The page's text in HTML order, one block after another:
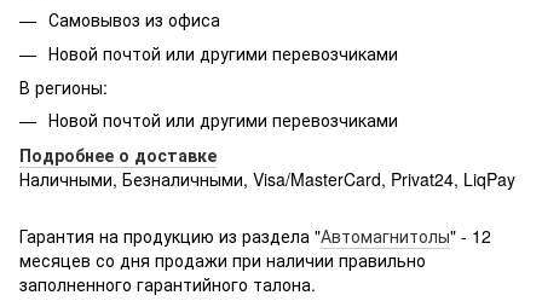
Самовывоз из офиса
Новой почтой или другими перевозчиками
В регионы:
Новой почтой или другими перевозчиками
Подробнее о доставке
Наличными, Безналичными, Visa/MasterCard, Privat24, LiqPay
g361hhadsek/p3316040/#
Гарантия на продукцию из раздела "Автомагнитолы" - 12
месяцев со дня продажи при наличии правильно
заполненного гарантийного талона.